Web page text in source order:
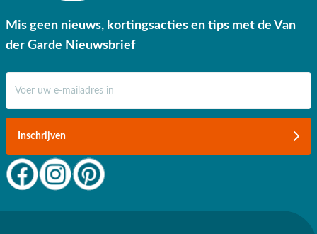
Mis geen nieuws, kortingsacties en tips met de Van
der Garde Nieuwsbrief
Inschrijven